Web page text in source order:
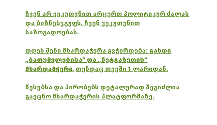
ჩვენ არ ვეკუთვნით არცერთ პოლიტიკურ ძალას
და ბიზნესჯგუფს. ჩვენ ვეკუთვნით
საზოგადოებას.
დღეს შენი მხარდაჭერა გვჭირდება: გახდი
„ბათუმელებისა“ და „ნეტგაზეთის“
მხარდამჭერი, თუნდაც თვეში 1 ლარიდან.
წესებსა და პირობებს დეტალურად შეგიძლია
გაეცნო მხარდაჭერის პლატფორმაზე.